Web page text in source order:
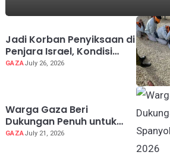
Jadi Korban Penyiksaan di
Penjara Israel, Kondisi
Dokter Palestina Terus
GAZAJuly 26, 2026
Warga Gaza Beri
Dukungan Penuh untuk
Spanyol di Final Piala
GAZAJuly 21, 2026